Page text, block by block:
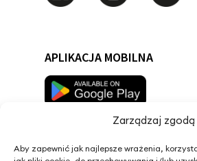
Zarządzaj zgodą
Aby zapewnić jak najlepsze wrażenia,
APLIKACJA MOBILNA